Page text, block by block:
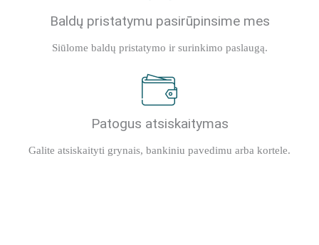
Baldų pristatymu pasirūpinsime mes
Siūlome baldų pristatymo ir surinkimo paslaugą.
Patogus atsiskaitymas
Galite atsiskaityti grynais, bankiniu pavedimu arba kortele.